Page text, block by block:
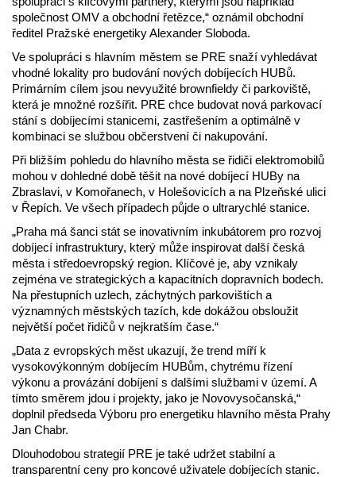
společnost OMV a obchodní řetězce,“ oznámil obchodní
ředitel Pražské energetiky Alexander Sloboda.
Ve spolupráci s hlavním městem se PRE snaží vyhledávat
vhodné lokality pro budování nových dobíjecích HUBů.
Primárním cílem jsou nevyužité brownfieldy či parkoviště,
která je množné rozšířit. PRE chce budovat nová parkovací
stání s dobíjecími stanicemi, zastřešením a optimálně v
kombinaci se službou občerstvení či nakupování.
Při bližším pohledu do hlavního města se řidiči elektromobilů
mohou v dohledné době těšit na nové dobíjecí HUBy na
Zbraslavi, v Komořanech, v Holešovicích a na Plzeňské ulici
v Řepích. Ve všech případech půjde o ultrarychlé stanice.
„Praha má šanci stát se inovativním inkubátorem pro rozvoj
dobíjecí infrastruktury, který může inspirovat další česká
města i středoevropský region. Klíčové je, aby vznikaly
zejména ve strategických a kapacitních dopravních bodech.
Na přestupních uzlech, záchytných parkovištích a
významných městských tazích, kde dokážou obsloužit
největší počet řidičů v nejkratším čase.“
„Data z evropských měst ukazují, že trend míří k
vysokovýkonným dobíjecím HUBům, chytrému řízení
výkonu a provázání dobíjení s dalšími službami v území. A
tímto směrem jdou i projekty, jako je Novovysočanská,“
doplnil předseda Výboru pro energetiku hlavního města Prahy
Jan Chabr.
Dlouhodobou strategií PRE je také udržet stabilní a
transparentní ceny pro koncové uživatele dobíjecích stanic.